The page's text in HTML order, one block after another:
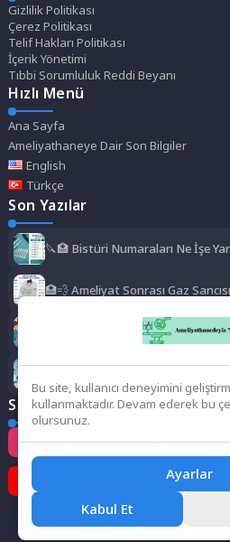
Gizlilik Politikası
Çerez Politikası
Telif Hakları Politikası
İçerik Yönetimi
Tıbbi Sorumluluk Reddi Beyanı
Hızlı Menü
Ana Sayfa
Ameliyathaneye Dair Son Bilgiler
English
Türkçe
Son Yazılar
🔪🏥 Bistüri Numaraları Ne İşe
🏥💨 Ameliyat Sonrası Gaz
🏥❄️ Ameliyat Sonrası Titreme
Sosyal Medya
Instagram Facebook
TikTok
Bu site, kullanıcı deneyimini
kullanmaktadır. Devam ederek bu
olursunuz.
Ayarlar
Kabul Et